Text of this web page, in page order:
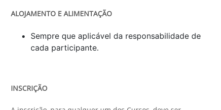
ALOJAMENTO E ALIMENTAÇÃO
Sempre que aplicável da responsabilidade de
cada participante.
INSCRIÇÃO